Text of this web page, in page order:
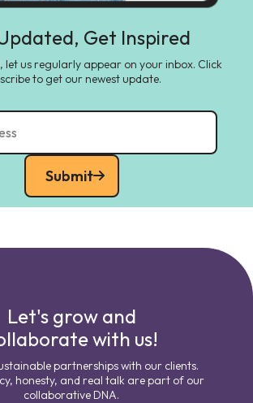
Get Inspired
let us regularly appear on your inbox. Click
to get our newest update.
Submit
Let's grow and
with us!
partnerships with our clients.
honesty, and real talk are part of our
collaborative DNA.